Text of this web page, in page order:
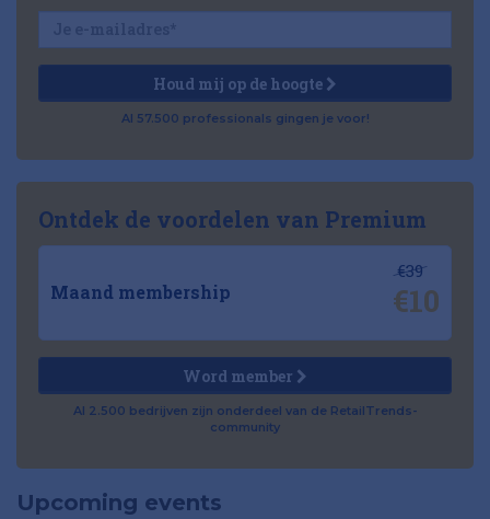
Houd mij op de hoogte
Al 57.500 professionals gingen je voor!
Ontdek de voordelen van Premium
Maand membership
€39
€10
Word member
Al 2.500 bedrijven zijn onderdeel van de RetailTrends-
community
Upcoming events